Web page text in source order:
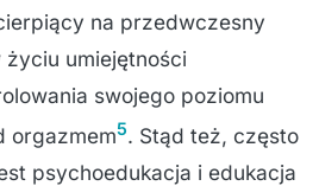
na przedwczesny
umiejętności
swojego poziomu
orgazmem5. Stąd też, często
psychoedukacja i edukacja